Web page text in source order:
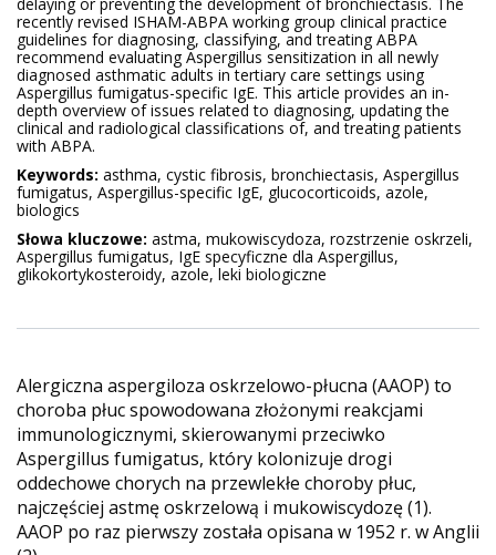
recently revised ISHAM-ABPA working group clinical practice
guidelines for diagnosing, classifying, and treating ABPA
recommend evaluating Aspergillus sensitization in all newly
diagnosed asthmatic adults in tertiary care settings using
Aspergillus fumigatus-specific IgE. This article provides an in-
depth overview of issues related to diagnosing, updating the
clinical and radiological classifications of, and treating patients
with ABPA.
Keywords: asthma, cystic fibrosis, bronchiectasis, Aspergillus
fumigatus, Aspergillus-specific IgE, glucocorticoids, azole,
biologics
Słowa kluczowe: astma, mukowiscydoza, rozstrzenie oskrzeli,
Aspergillus fumigatus, IgE specyficzne dla Aspergillus,
glikokortykosteroidy, azole, leki biologiczne
Alergiczna aspergiloza oskrzelowo-płucna (AAOP) to
choroba płuc spowodowana złożonymi reakcjami
immunologicznymi, skierowanymi przeciwko
Aspergillus fumigatus, który kolonizuje drogi
oddechowe chorych na przewlekłe choroby płuc,
najczęściej astmę oskrzelową i mukowiscydozę (1).
AAOP po raz pierwszy została opisana w 1952 r. w Anglii